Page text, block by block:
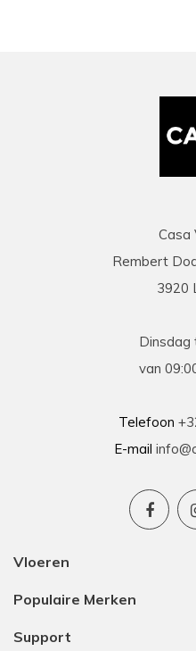
Casa
Rembert
3920
Dinsdag
van
Telefoon
E-mail
Vloeren
Populaire Merken
Support